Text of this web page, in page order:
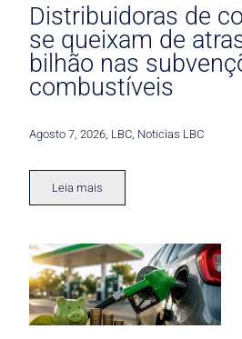
Distribuidoras de
se queixam de
bilhão nas
combustíveis
Agosto 7, 2026 LBC Noticias LBC
Leia mais